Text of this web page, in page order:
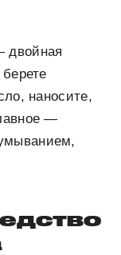
двойная
наносите,
—